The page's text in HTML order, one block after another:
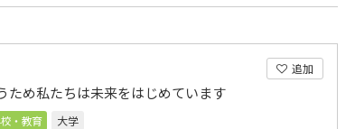
追加
ため私たちは未来をはじめています
・教育
大学